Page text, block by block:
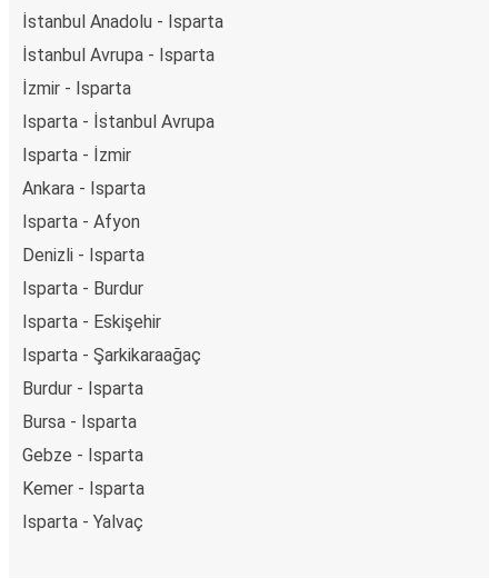
İstanbul Anadolu - Isparta
İstanbul Avrupa - Isparta
İzmir - Isparta
Isparta - İstanbul Avrupa
Isparta - İzmir
Ankara - Isparta
Isparta - Afyon
Denizli - Isparta
Isparta - Burdur
Isparta - Eskişehir
Isparta - Şarkikaraağaç
Burdur - Isparta
Bursa - Isparta
Gebze - Isparta
Kemer - Isparta
Isparta - Yalvaç